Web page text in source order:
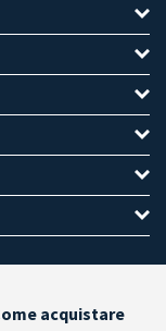
acquistare